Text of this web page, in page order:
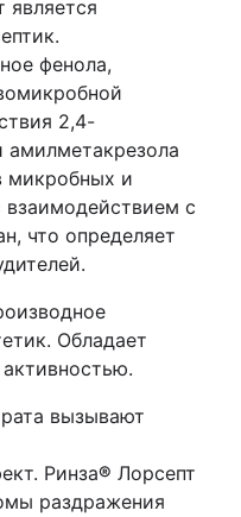
является
фенола,
2,4-
амилметакрезола
микробных и
взаимодействием с
что определяет
Обладает
вызывают
Ринза® Лорсепт
раздражения